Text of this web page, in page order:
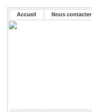
Accueil Nous contacter